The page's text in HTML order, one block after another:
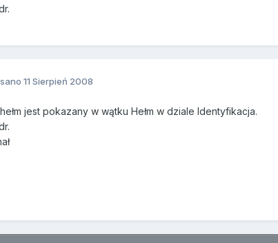
11 Sierpień 2008
jest pokazany w wątku Hełm w dziale Identyfikacja.